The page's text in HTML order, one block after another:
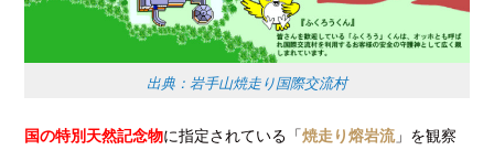
出典：岩手山焼走り国際交流村
国の特別天然記念物に指定されている「焼走り熔岩流」を観察